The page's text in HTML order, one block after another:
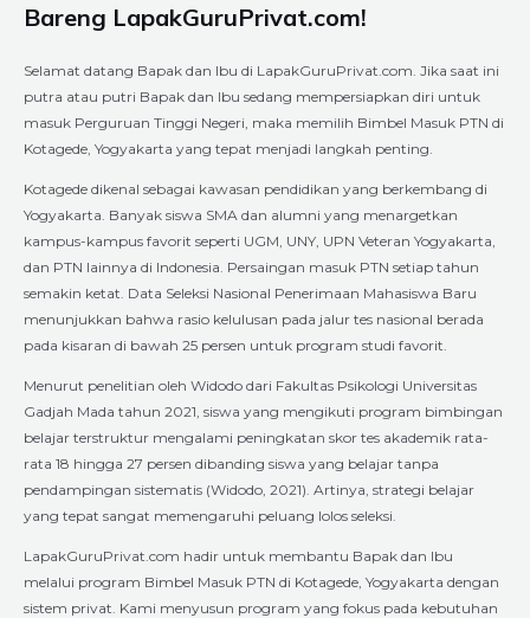
Bareng LapakGuruPrivat.com!
Selamat datang Bapak dan Ibu di LapakGuruPrivat.com. Jika saat ini
putra atau putri Bapak dan Ibu sedang mempersiapkan diri untuk
masuk Perguruan Tinggi Negeri, maka memilih Bimbel Masuk PTN di
Kotagede, Yogyakarta yang tepat menjadi langkah penting.
Kotagede dikenal sebagai kawasan pendidikan yang berkembang di
Yogyakarta. Banyak siswa SMA dan alumni yang menargetkan
kampus-kampus favorit seperti UGM, UNY, UPN Veteran Yogyakarta,
dan PTN lainnya di Indonesia. Persaingan masuk PTN setiap tahun
semakin ketat. Data Seleksi Nasional Penerimaan Mahasiswa Baru
menunjukkan bahwa rasio kelulusan pada jalur tes nasional berada
pada kisaran di bawah 25 persen untuk program studi favorit.
Menurut penelitian oleh Widodo dari Fakultas Psikologi Universitas
Gadjah Mada tahun 2021, siswa yang mengikuti program bimbingan
belajar terstruktur mengalami peningkatan skor tes akademik rata-
rata 18 hingga 27 persen dibanding siswa yang belajar tanpa
pendampingan sistematis (Widodo, 2021). Artinya, strategi belajar
yang tepat sangat memengaruhi peluang lolos seleksi.
LapakGuruPrivat.com hadir untuk membantu Bapak dan Ibu
melalui program Bimbel Masuk PTN di Kotagede, Yogyakarta dengan
sistem privat. Kami menyusun program yang fokus pada kebutuhan